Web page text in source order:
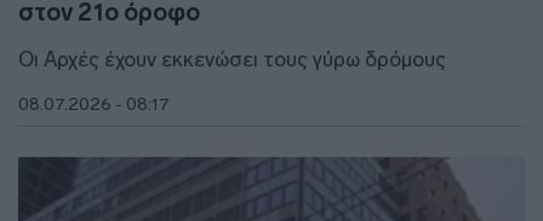
στον 21ο όροφο
Οι Αρχές έχουν εκκενώσει τους γύρω δρόμους
08.07.2026 - 08:17